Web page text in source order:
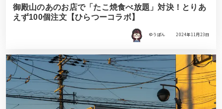
御殿山のあのお店で「たこ焼食べ放題」対決！とりあ
えず100個注文【ひらつーコラボ】
ゆうぽん 2024年11月23日